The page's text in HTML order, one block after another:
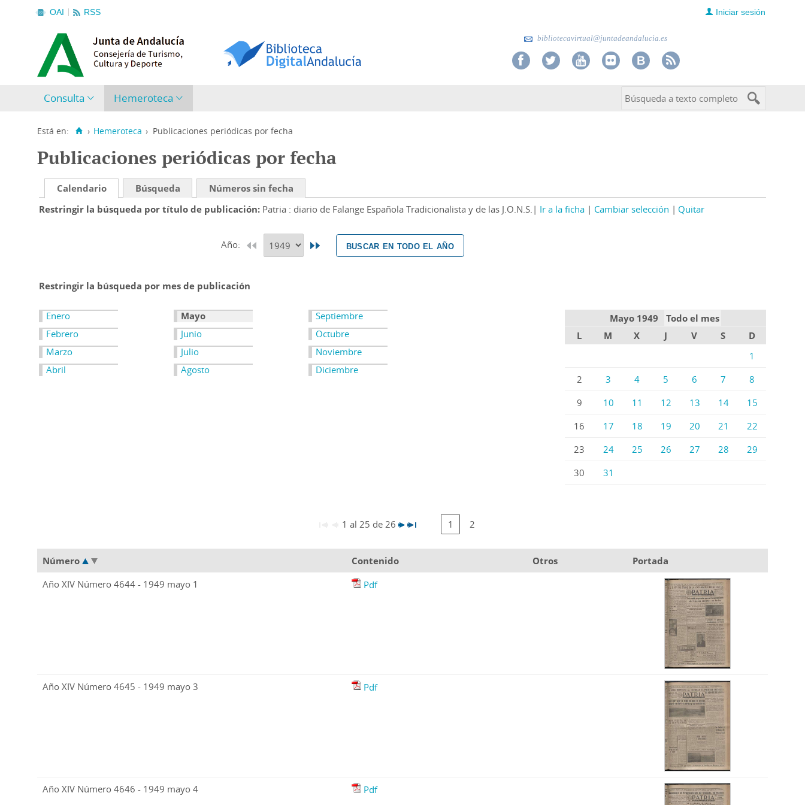
OAI RSS Iniciar sesión
bibliotecavirtual@juntadeandalucia.es
Consulta Hemeroteca
Está en: › Hemeroteca › Publicaciones periódicas por fecha
Publicaciones periódicas por fecha
Calendario Búsqueda
Números sin fecha
Restringir la búsqueda por título de publicación Patria : diario de Falange Española Tradicionalista y de las J.O.N.S. Ir a la ficha Cambiar selección Quitar
Año: buscar en todo el año
Restringir la búsqueda por mes de publicación
Enero
Febrero
Marzo
Abril
Mayo
Junio
Julio
Agosto
Septiembre
Octubre
Noviembre
Diciembre
Mayo 1949
Todo el mes
L
M X J V S
D
1
2
3 4 5 6 7
8
9
10 11 12 13 14
15
16
17 18 19 20 21
22
23
24 25 26 27 28
29
30
31
1 al 25 de 26 1 2
Número Contenido Otros
Portada
Año XIV Número 4644 - 1949 mayo 1
Pdf
Año XIV Número 4645 - 1949 mayo 3 Pdf
Año XIV Número 4646 - 1949 mayo 4 Pdf